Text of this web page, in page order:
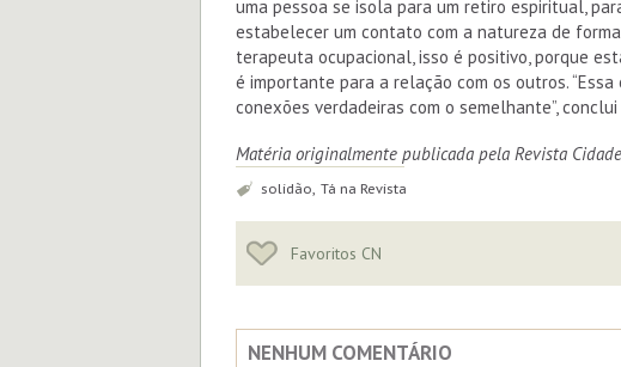
uma pessoa se isola para um retiro espiritual,
estabelecer um contato com a natureza de
terapeuta ocupacional, isso é positivo, porque
é importante para a relação com os outros.
conexões verdadeiras com o semelhante”,
Matéria originalmente publicada pela Revista
Tags:solidão, Tá na Revista
Favoritos CN
NENHUM COMENTÁRIO